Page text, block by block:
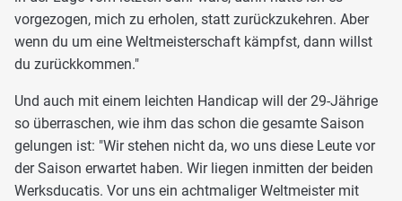
vorgezogen, mich zu erholen, statt zurückzukehren. Aber
wenn du um eine Weltmeisterschaft kämpfst, dann willst
du zurückkommen."
Und auch mit einem leichten Handicap will der 29-Jährige
so überraschen, wie ihm das schon die gesamte Saison
gelungen ist: "Wir stehen nicht da, wo uns diese Leute vor
der Saison erwartet haben. Wir liegen inmitten der beiden
Werksducatis. Vor uns ein achtmaliger Weltmeister mit